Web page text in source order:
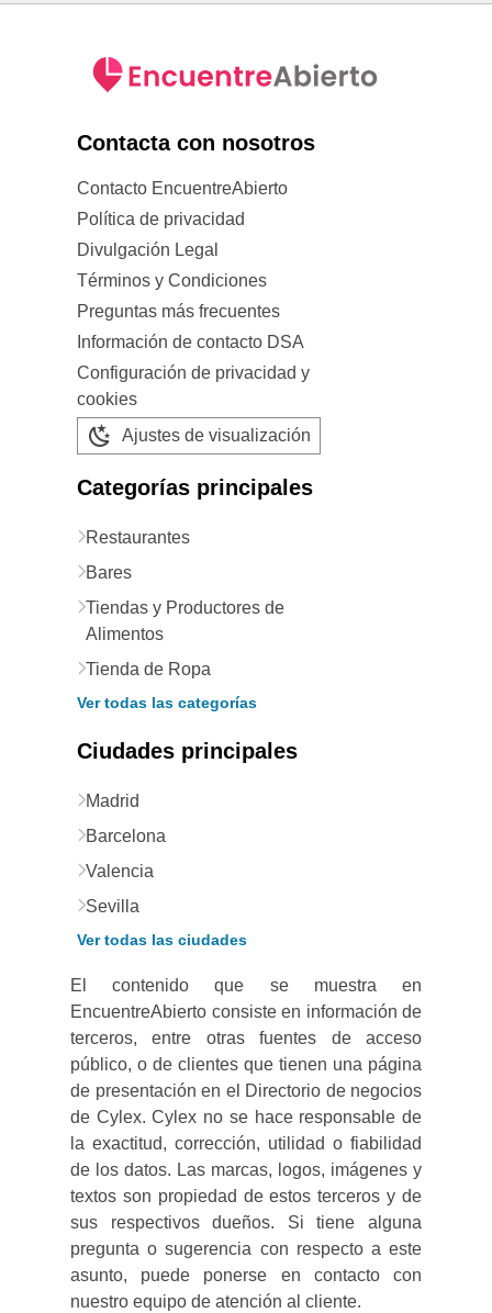
Contacta con nosotros
Contacto EncuentreAbierto
Política de privacidad
Divulgación Legal
Términos y Condiciones
Preguntas más frecuentes
Información de contacto DSA
Configuración de privacidad y
cookies
Ajustes de visualización
Categorías principales
Restaurantes
Bares
Tiendas y Productores de
Alimentos
Tienda de Ropa
Ver todas las categorías
Ciudades principales
Madrid
Barcelona
Valencia
Sevilla
Ver todas las ciudades
El contenido que se muestra en
EncuentreAbierto consiste en información de
terceros, entre otras fuentes de acceso
público, o de clientes que tienen una página
de presentación en el Directorio de negocios
de Cylex. Cylex no se hace responsable de
la exactitud, corrección, utilidad o fiabilidad
de los datos. Las marcas, logos, imágenes y
textos son propiedad de estos terceros y de
sus respectivos dueños. Si tiene alguna
pregunta o sugerencia con respecto a este
asunto, puede ponerse en contacto con
nuestro equipo de atención al cliente.